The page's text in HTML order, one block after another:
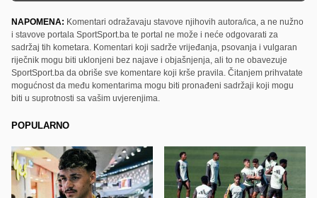
NAPOMENA: Komentari odražavaju stavove njihovih autora/ica, a ne nužno
i stavove portala SportSport.ba te portal ne može i neće odgovarati za
sadržaj tih kometara. Komentari koji sadrže vrijeđanja, psovanja i vulgaran
riječnik mogu biti uklonjeni bez najave i objašnjenja, ali to ne obavezuje
SportSport.ba da obriše sve komentare koji krše pravila. Čitanjem prihvatate
mogućnost da među komentarima mogu biti pronađeni sadržaji koji mogu
biti u suprotnosti sa vašim uvjerenjima.
POPULARNO